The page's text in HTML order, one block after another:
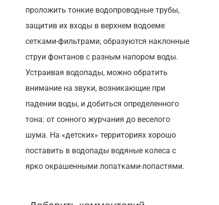
проложить тонкие водопроводные трубы,
защитив их входы в верхнем водоеме
сетками-фильтрами, образуются наклонные
струи фонтанов с разным напором воды.
Устраивая водопады, можно обратить
внимание на звуки, возникающие при
падении воды, и добиться определенного
тона: от сонного журчания до веселого
шума. На «детских» территориях хорошо
поставить в водопады водяные колеса с
ярко окрашенными лопатками-лопастями.